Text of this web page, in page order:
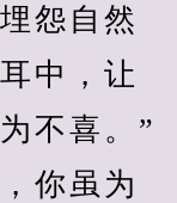
怨自然
中，让
不喜。”
你虽为